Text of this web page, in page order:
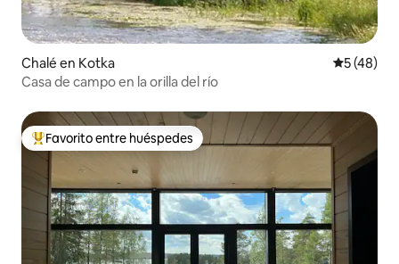
Chalé en Kotka
5 (48)
Casa de campo en la orilla del río
Favorito entre huéspedes preferido
Favorito entre huéspedes